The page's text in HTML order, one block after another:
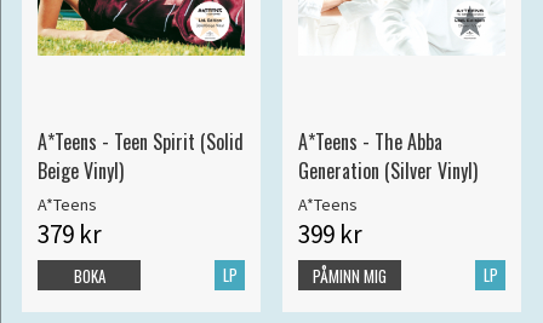
A*Teens - Teen Spirit (Solid
Beige Vinyl)
A*Teens
379 kr
LP
BOKA
A*Teens - The Abba
Generation (Silver Vinyl)
A*Teens
399 kr
LP
PÅMINN MIG